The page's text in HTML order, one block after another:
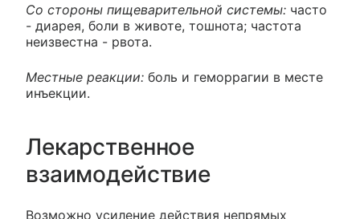
Со стороны пищеварительной системы: часто
- диарея, боли в животе, тошнота; частота
неизвестна - рвота.
Местные реакции: боль и геморрагии в месте
инъекции.
Лекарственное
взаимодействие
Возможно усиление действия непрямых